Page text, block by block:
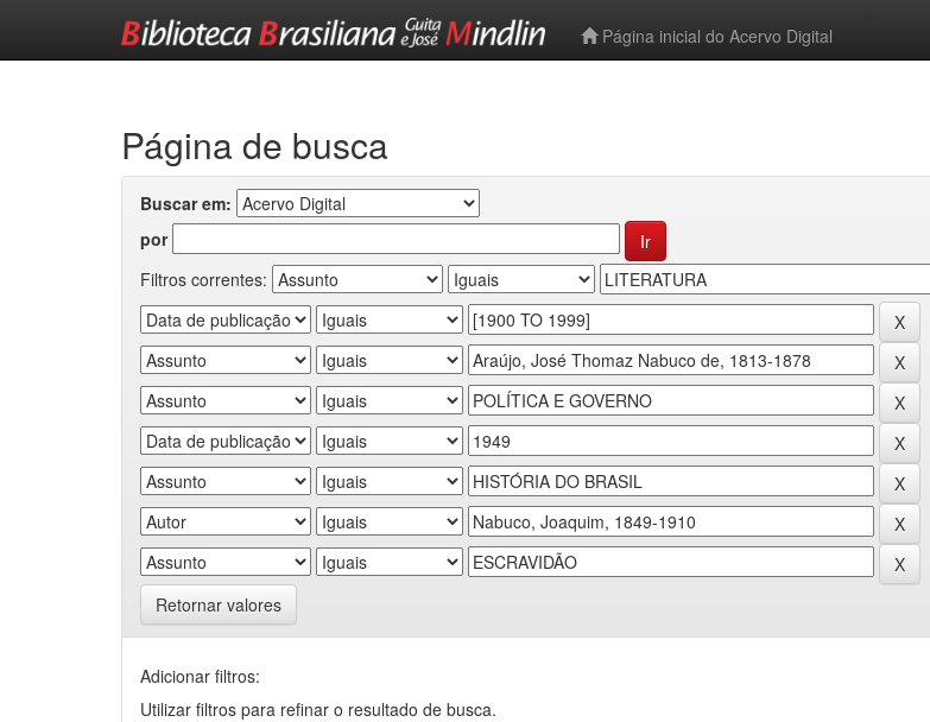
Página inicial do Acervo Digital
Página de busca
Buscar em:
por
Filtros correntes:
Retornar valores
Adicionar filtros:
Utilizar filtros para refinar o resultado de busca.